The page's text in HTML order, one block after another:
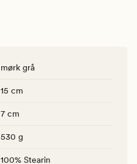
mørk grå
15 cm
7 cm
530 g
100% Stearin